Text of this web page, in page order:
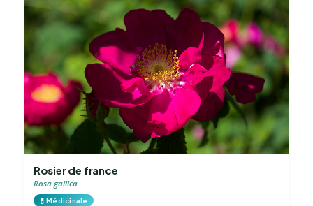
Rosier de france
Rosa gallica
💊Médicinale